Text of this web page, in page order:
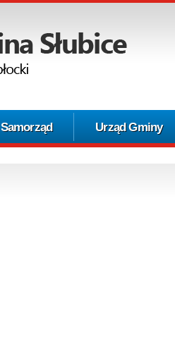
Samorząd Urząd Gminy